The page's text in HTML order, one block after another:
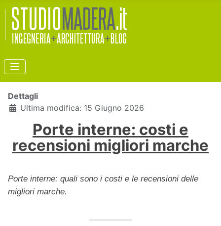
Dettagli
Ultima modifica: 15 Giugno 2026
Porte interne: costi e
recensioni migliori marche
Porte interne: quali sono i costi e le recensioni delle
migliori marche.